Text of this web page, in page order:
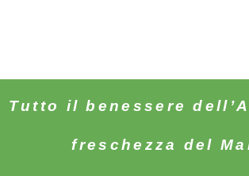
Tutto il benessere
freschezza del